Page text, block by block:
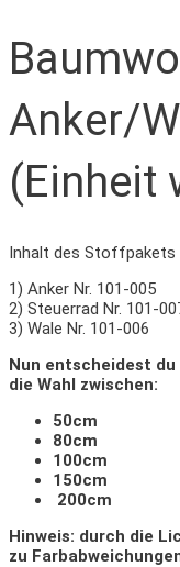
Anker/
(Einheit
Inhalt des Stoffpakets
1) Anker Nr. 101-005
2) Steuerrad Nr. 101-
3) Wale Nr. 101-006
Nun entscheidest
die Wahl zwischen:
50cm
80cm
100cm
150cm
200cm
Hinweis: durch die
zu